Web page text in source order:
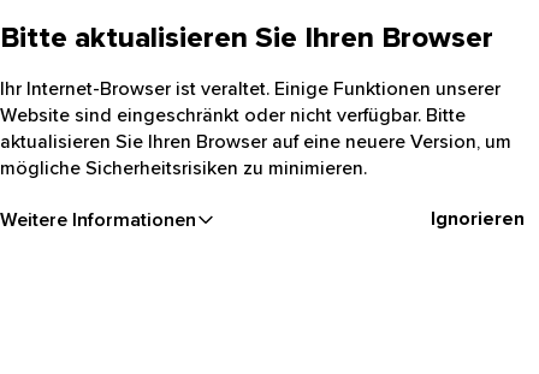
Bitte aktualisieren Sie Ihren Browser
Ihr Internet-Browser ist veraltet. Einige Funktionen unserer
Website sind eingeschränkt oder nicht verfügbar. Bitte
aktualisieren Sie Ihren Browser auf eine neuere Version, um
mögliche Sicherheitsrisiken zu minimieren.
Weitere Informationen Ignorieren